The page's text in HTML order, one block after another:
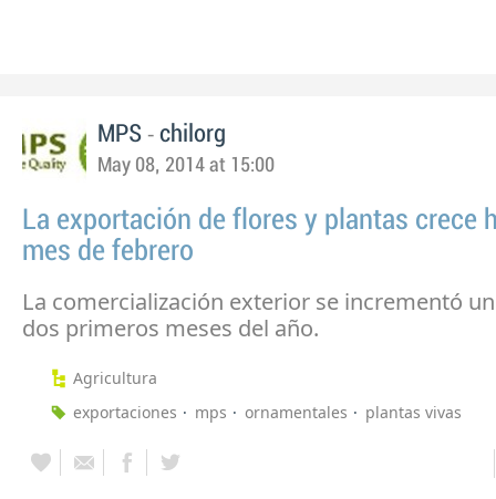
MPS - chilorg
May 08, 2014 at 15:00
La exportación de flores y plantas crece
mes de febrero
La comercialización exterior se incrementó
dos primeros meses del año.
Agricultura
exportaciones
mps ornamentales plantas vivas